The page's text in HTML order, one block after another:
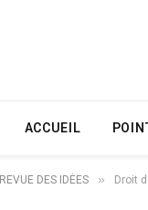
ACCUEIL
REVUE DES IDÉES » Droit